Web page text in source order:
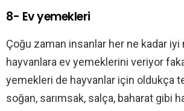
8- Ev yemekleri
Çoğu zaman insanlar her ne kadar iyi
hayvanlara ev yemeklerini veriyor
yemekleri de hayvanlar için oldukça
soğan, sarımsak, salça, baharat gibi